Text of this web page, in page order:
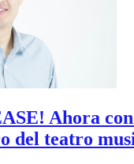
Ahora
del teatro